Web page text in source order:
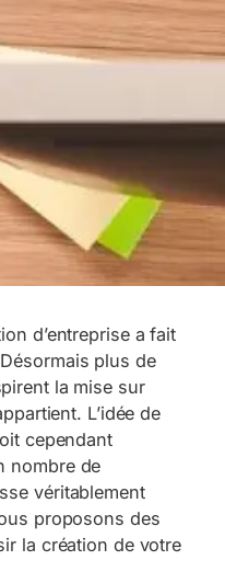
d’entreprise a fait
plus de
la mise sur
L’idée de
cependant
nombre de
véritablement
proposons des
la création de votre